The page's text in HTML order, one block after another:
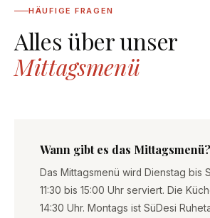
HÄUFIGE FRAGEN
Alles über unser
Mittagsmenü
Wann gibt es das Mittagsmenü?
Das Mittagsmenü wird Dienstag bis
11:30 bis 15:00 Uhr serviert. Die
14:30 Uhr. Montags ist SüDesi